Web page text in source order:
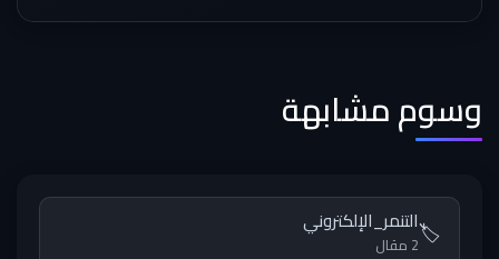
وسوم مشابهة
🏷️التنمر_الإلكتروني
2 مقال